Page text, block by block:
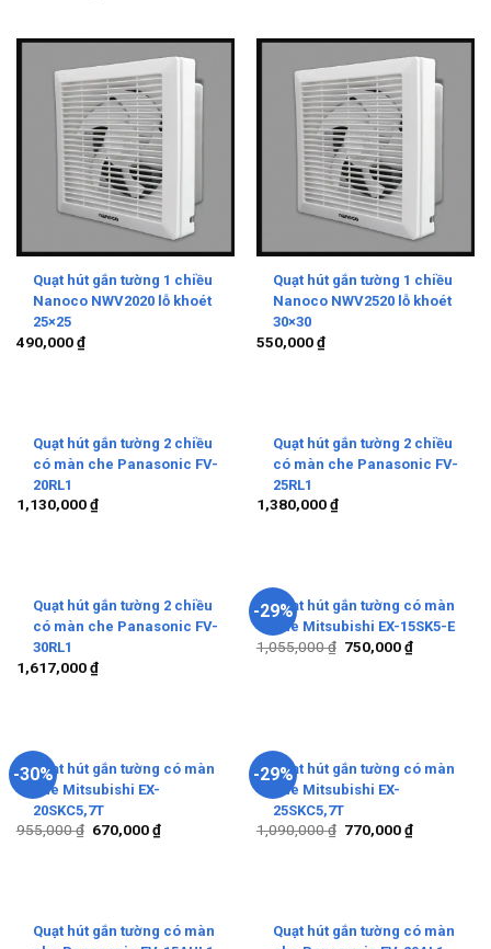
Quạt hút gắn tường 1 chiều
Nanoco NWV2020 lỗ khoét
25×25
490,000₫
Quạt hút gắn tường 1 chiều
Nanoco NWV2520 lỗ khoét
30×30
550,000₫
Quạt hút gắn tường 2 chiều
có màn che Panasonic FV-
20RL1
1,130,000₫
Quạt hút gắn tường 2 chiều
có màn che Panasonic FV-
25RL1
1,380,000₫
Quạt hút gắn tường 2 chiều
có màn che Panasonic FV-
30RL1
1,617,000₫
-29%Quạt hút gắn tường có màn
che Mitsubishi EX-15SK5-E
1,055,000₫ 750,000₫
-30%Quạt hút gắn tường có màn
che Mitsubishi EX-
20SKC5,7T
955,000₫ 670,000₫
-29%Quạt hút gắn tường có màn
che Mitsubishi EX-
25SKC5,7T
1,090,000₫ 770,000₫
Quạt hút gắn tường có màn
Quạt hút gắn tường có màn